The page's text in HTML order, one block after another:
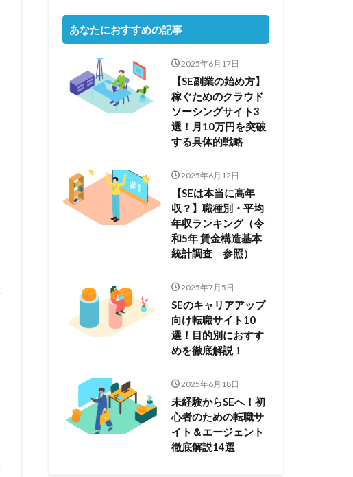
あなたにおすすめの記事
2025年6月17日
【SE副業の始め方】
稼ぐためのクラウド
ソーシングサイト3
選！月10万円を突破
する具体的戦略
2025年6月12日
【SEは本当に高年
収？】職種別・平均
年収ランキング（令
和5年 賃金構造基本
統計調査 参照）
2025年7月5日
SEのキャリアアップ
向け転職サイト10
選！目的別におすす
めを徹底解説！
2025年6月18日
未経験からSEへ！初
心者のための転職サ
イト＆エージェント
徹底解説14選